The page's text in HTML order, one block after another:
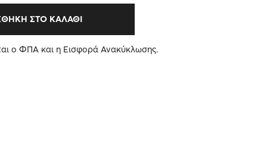
ΣΤΟ ΚΑΛΆΘΙ
ο ΦΠΑ και η Εισφορά Ανακύκλωσης.